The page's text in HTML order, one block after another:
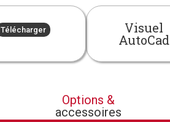
Télécharger Visuel
AutoCad
Options &
accessoires